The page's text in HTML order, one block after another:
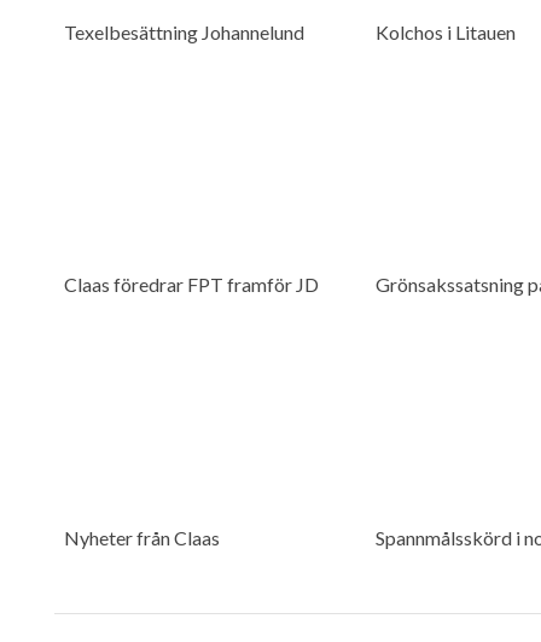
Texelbesättning Johannelund Kolchos i Litauen
Claas föredrar FPT framför JD Grönsakssatsning
Nyheter från Claas Spannmålsskörd i